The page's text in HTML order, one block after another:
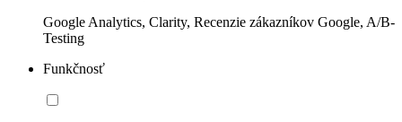
Google Analytics, Clarity, Recenzie zákazníkov Google, A/B-
Testing
Funkčnosť